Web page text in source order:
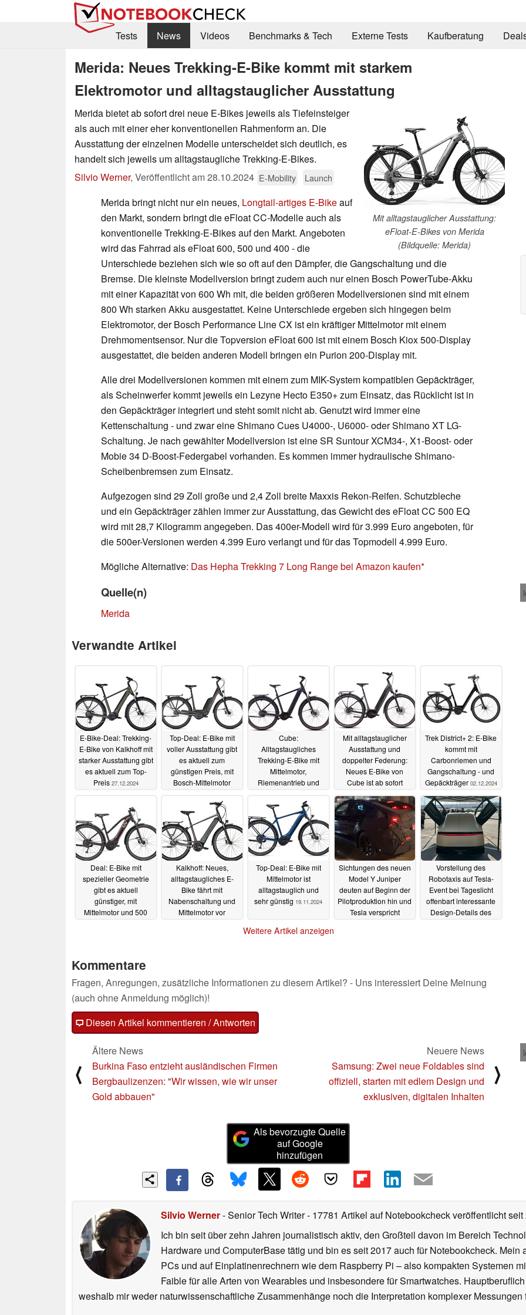
Tests
News Videos Benchmarks & Tech Externe Tests Kaufberatung
Merida: Neues Trekking-E-Bike kommt mit starkem
Elektromotor und alltagstauglicher Ausstattung
Mit alltagstauglicher Ausstattung:
eFloat-E-Bikes von Merida
(Bildquelle: Merida)
Merida bietet ab sofort drei neue E-Bikes jeweils als Tiefeinsteiger
als auch mit einer eher konventionellen Rahmenform an. Die
Ausstattung der einzelnen Modelle unterscheidet sich deutlich, es
handelt sich jeweils um alltagstaugliche Trekking-E-Bikes.
Silvio Werner, Veröffentlicht am28.10.2024 E-Mobility Launch
Merida bringt nicht nur ein neues, Longtail-artiges E-Bikeauf
den Markt, sondern bringt die eFloat CC-Modelle auch als
konventionelle Trekking-E-Bikes auf den Markt. Angeboten
wird das Fahrrad als eFloat 600, 500 und 400 - die
Unterschiede beziehen sich wie so oft auf den Dämpfer, die Gangschaltung und die
Bremse. Die kleinste Modellversion bringt zudem auch nur einen Bosch PowerTube-Akku
mit einer Kapazität von 600 Wh mit, die beiden größeren Modellversionen sind mit einem
800 Wh starken Akku ausgestattet. Keine Unterschiede ergeben sich hingegen beim
Elektromotor, der Bosch Performance Line CX ist ein kräftiger Mittelmotor mit einem
Drehmomentsensor. Nur die Topversion eFloat 600 ist mit einem Bosch Kiox 500-Display
ausgestattet, die beiden anderen Modell bringen ein Purion 200-Display mit.
Alle drei Modellversionen kommen mit einem zum MIK-System kompatiblen Gepäckträger,
als Scheinwerfer kommt jeweils ein Lezyne Hecto E350+ zum Einsatz, das Rücklicht ist in
den Gepäckträger integriert und steht somit nicht ab. Genutzt wird immer eine
Kettenschaltung - und zwar eine Shimano Cues U4000-, U6000- oder Shimano XT LG-
Schaltung. Je nach gewählter Modellversion ist eine SR Suntour XCM34-, X1-Boost- oder
Mobie 34 D-Boost-Federgabel vorhanden. Es kommen immer hydraulische Shimano-
Scheibenbremsen zum Einsatz.
Aufgezogen sind 29 Zoll große und 2,4 Zoll breite Maxxis Rekon-Reifen. Schutzbleche
und ein Gepäckträger zählen immer zur Ausstattung, das Gewicht des eFloat CC 500 EQ
wird mit 28,7 Kilogramm angegeben. Das 400er-Modell wird für 3.999 Euro angeboten, für
die 500er-Versionen werden 4.399 Euro verlangt und für das Topmodell 4.999 Euro.
Mögliche Alternative: Das Hepha Trekking 7 Long Range bei Amazon kaufen
Quelle(n)
Merida
Verwandte Artikel
E-Bike-Deal: Trekking-
E-Bike von Kalkhoff mit
starker Ausstattung gibt
es aktuell zum Top-
Preis 27.12.2024
Top-Deal: E-Bike mit
voller Ausstattung gibt
es aktuell zum
günstigen Preis, mit
Bosch-Mittelmotor
Cube:
Alltagstaugliches
Trekking-E-Bike mit
Mittelmotor,
Riemenantrieb und
startet in den Verkauf
16.12.2024
Mit alltagstauglicher
Ausstattung und
doppelter Federung:
Neues E-Bike von
Cube ist ab sofort
15.12.2024
Trek District+ 2: E-Bike
kommt mit
Carbonriemen und
Gangschaltung - und
Gepäckträger 02.12.2024
Deal: E-Bike mit
spezieller Geometrie
gibt es aktuell
günstiger, mit
Mittelmotor und 500
Kalkhoff: Neues,
alltagstaugliches E-
Bike fährt mit
Nabenschaltung und
Mittelmotor vor
Top-Deal: E-Bike mit
Mittelmotor ist
alltagstauglich und
sehr günstig 19.11.2024
Sichtungen des neuen
Model Y Juniper
deuten auf Beginn der
Pilotproduktion hin und
Tesla verspricht
Vorstellung des
Robotaxis auf Tesla-
Event bei Tageslicht
offenbart interessante
Design-Details des
Weitere Artikel anzeigen
Kommentare
Fragen, Anregungen, zusätzliche Informationen zu diesem Artikel? - Uns interessiert Deine Meinung
(auch ohne Anmeldung möglich)!
Diesen Artikel kommentieren / Antworten
⟨
Ältere News
Burkina Faso entzieht ausländischen Firmen
Bergbaulizenzen: "Wir wissen, wie wir unser
Gold abbauen"
Neuere News
Samsung: Zwei neue Foldables sind
offiziell, starten mit edlem Design und
exklusiven, digitalen Inhalten
⟩
Als bevorzugte Quelle
auf Google
hinzufügen
Silvio Werner- Senior Tech Writer- 17781 Artikel auf Notebookcheck veröffentlichtseit
Ich bin seit über zehn Jahren journalistisch aktiv, den Großteil davon im Bereich
Hardware und ComputerBase tätig und bin es seit 2017 auch für Notebookcheck.
PCs und auf Einplatinenrechnern wie dem Raspberry Pi – also kompakten Systemen
Faible für alle Arten von Wearables und insbesondere für Smartwatches.
weshalb mir weder naturwissenschaftliche Zusammenhänge noch die Interpretation komplexer Messungen